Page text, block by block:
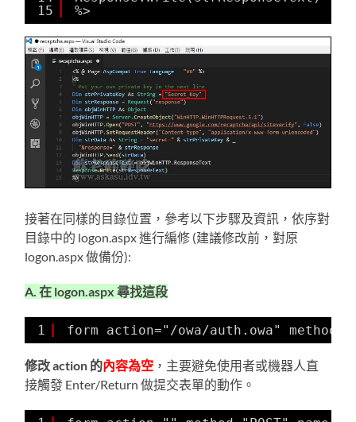
15
%>
接著在同樣的目錄位置，參考以下步驟及資訊，依序對
目錄中的 logon.aspx 進行編修 (建議修改前，對原
logon.aspx 做備份):
A. 在 logon.aspx 尋找這段
1 form action="/owa/auth.owa"
修改 action 的內容為空 ，主要避免使用者或機器人直
接觸發 Enter/Return 做提交表單的動作。